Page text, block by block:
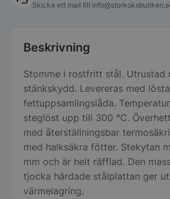
Skicka ett mail till
Beskrivning
Stomme i rostfritt stål. Utrustad
stänkskydd. Levereras med
fettuppsamlingslåda.
steglöst upp till 300 °C.
med återställningsbar
med halksäkra fötter. Stekytan
mm och är helt räfflad. Den
tjocka härdade stålplattan ger
värmelagring.